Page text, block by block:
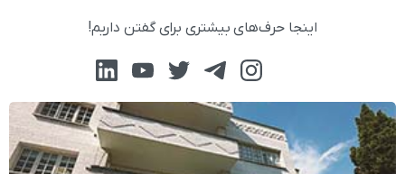
اینجا حرف‌های بیشتری برای گفتن داریم!